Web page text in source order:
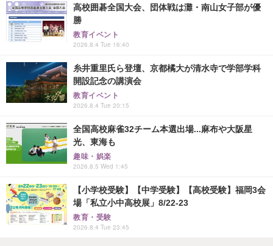
高校囲碁全国大会、団体戦は灘・南山女子部が優
勝
教育イベント
2026.8.4 Tue 16:40
糸井重里氏ら登壇、京都橘大が清水寺で学部学科
開設記念の講演会
教育イベント
2026.8.4 Tue 20:15
全国高校麻雀32チーム本選出場...麻布や大阪星
光、東海も
趣味・娯楽
2026.8.5 Wed 1:45
【小学校受験】【中学受験】【高校受験】福岡3会
場「私立小中高校展」8/22-23
教育・受験
2026.8.4 Tue 23:45